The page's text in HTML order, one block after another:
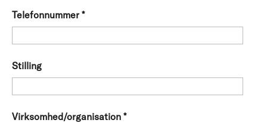
Telefonnummer *
Stilling
Virksomhed/organisation *